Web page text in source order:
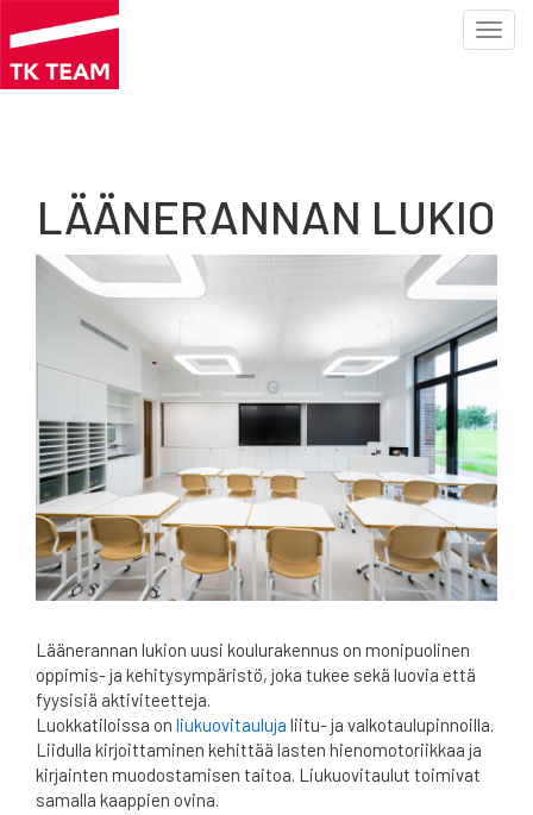
Hyppää
LÄÄNERANNAN LUKIO
Läänerannan lukion uusi koulurakennus on monipuolinen
oppimis- ja kehitysympäristö, joka tukee sekä luovia että
fyysisiä aktiviteetteja.
Luokkatiloissa on liukuovitauluja liitu- ja valkotaulupinnoilla.
Liidulla kirjoittaminen kehittää lasten hienomotoriikkaa ja
kirjainten muodostamisen taitoa. Liukuovitaulut toimivat
samalla kaappien ovina.